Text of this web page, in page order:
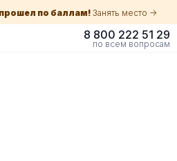
прошел по баллам! Занять место ->
8 800 222 51 29
по всем вопросам